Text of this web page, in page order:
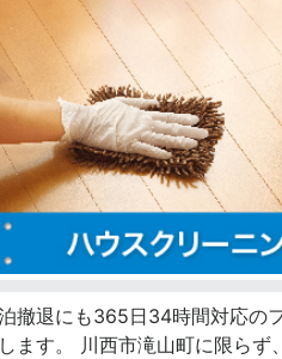
撤退にも365日34時間対応の
ます。 川西市滝山町に限ら